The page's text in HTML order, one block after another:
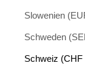
Slowenien
Schweden
Schweiz (CHF